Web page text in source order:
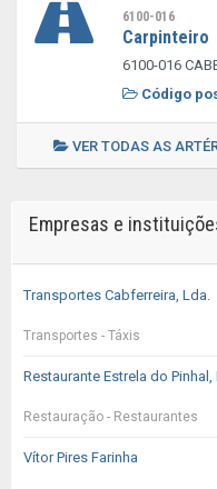
6100-016
Carpinteiro
6100-016
Código
VER TODAS AS
Empresas e
Transportes Cabferreira, Lda.
Transportes - Táxis
Restaurante Estrela do Pinhal,
Restauração - Restaurantes
Vítor Pires Farinha